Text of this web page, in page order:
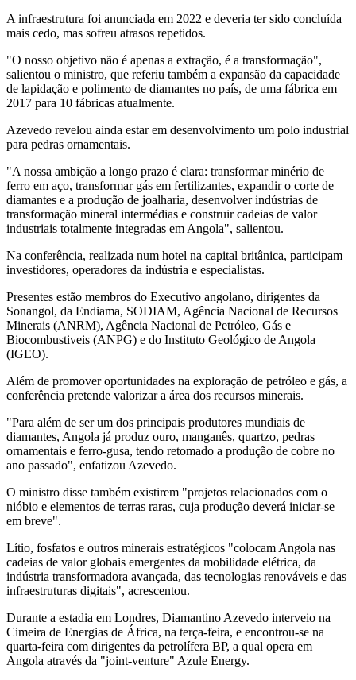
A infraestrutura foi anunciada em 2022 e deveria ter sido concluída
mais cedo, mas sofreu atrasos repetidos.
"O nosso objetivo não é apenas a extração, é a transformação",
salientou o ministro, que referiu também a expansão da capacidade
de lapidação e polimento de diamantes no país, de uma fábrica em
2017 para 10 fábricas atualmente.
Azevedo revelou ainda estar em desenvolvimento um polo industrial
para pedras ornamentais.
"A nossa ambição a longo prazo é clara: transformar minério de
ferro em aço, transformar gás em fertilizantes, expandir o corte de
diamantes e a produção de joalharia, desenvolver indústrias de
transformação mineral intermédias e construir cadeias de valor
industriais totalmente integradas em Angola", salientou.
Na conferência, realizada num hotel na capital britânica, participam
investidores, operadores da indústria e especialistas.
Presentes estão membros do Executivo angolano, dirigentes da
Sonangol, da Endiama, SODIAM, Agência Nacional de Recursos
Minerais (ANRM), Agência Nacional de Petróleo, Gás e
Biocombustiveis (ANPG) e do Instituto Geológico de Angola
(IGEO).
Além de promover oportunidades na exploração de petróleo e gás, a
conferência pretende valorizar a área dos recursos minerais.
"Para além de ser um dos principais produtores mundiais de
diamantes, Angola já produz ouro, manganês, quartzo, pedras
ornamentais e ferro-gusa, tendo retomado a produção de cobre no
ano passado", enfatizou Azevedo.
O ministro disse também existirem "projetos relacionados com o
nióbio e elementos de terras raras, cuja produção deverá iniciar-se
em breve".
Lítio, fosfatos e outros minerais estratégicos "colocam Angola nas
cadeias de valor globais emergentes da mobilidade elétrica, da
indústria transformadora avançada, das tecnologias renováveis e das
infraestruturas digitais", acrescentou.
Durante a estadia em Londres, Diamantino Azevedo interveio na
Cimeira de Energias de África, na terça-feira, e encontrou-se na
quarta-feira com dirigentes da petrolífera BP, a qual opera em
Angola através da "joint-venture" Azule Energy.